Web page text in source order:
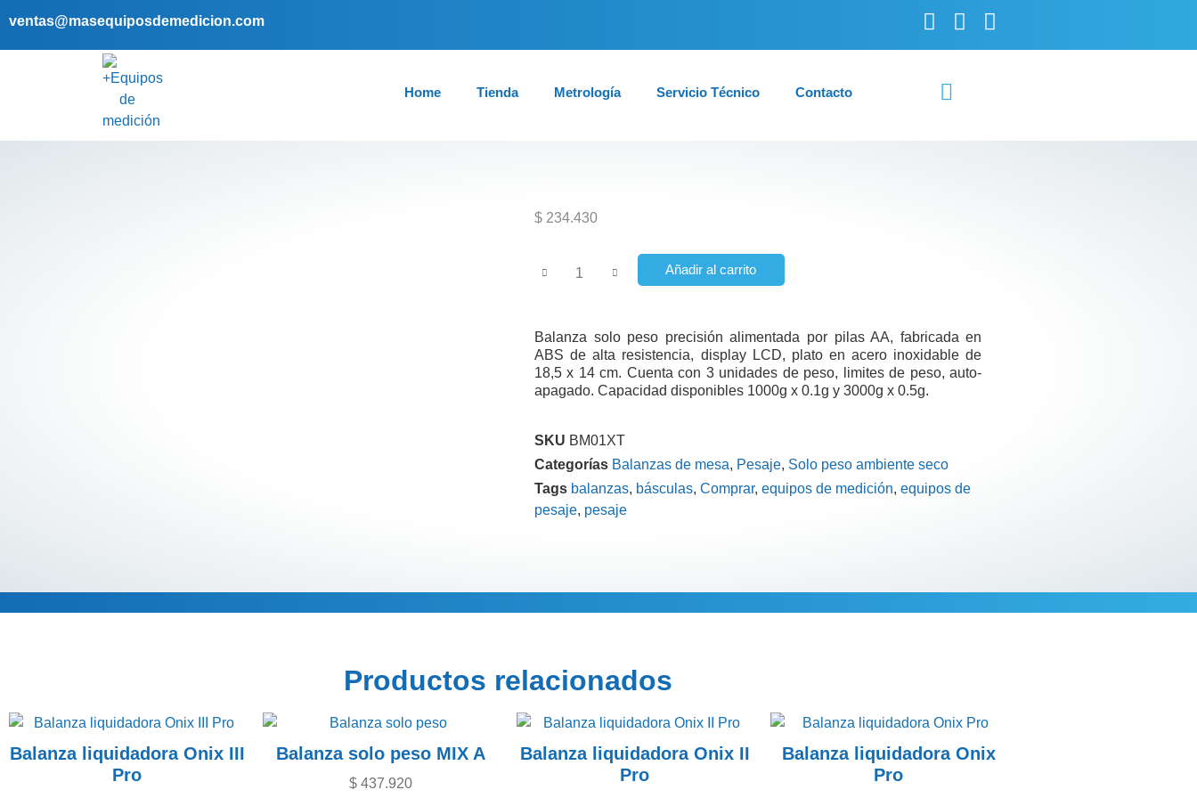
ventas@masequiposdemedicion.com
Home Tienda Metrología Servicio Técnico Contacto
$234.430
Añadir al carrito
Balanza solo peso precisión alimentada por pilas AA, fabricada en
ABS de alta resistencia, display LCD, plato en acero inoxidable de
18,5 x 14 cm. Cuenta con 3 unidades de peso, limites de peso, auto-
apagado. Capacidad disponibles 1000g x 0.1g y 3000g x 0.5g.
SKU BM01XT
Categorías Balanzas de mesa, Pesaje, Solo peso ambiente seco
Tags balanzas, básculas, Comprar, equipos de medición, equipos de
pesaje, pesaje
Descripción Información adicional
Productos relacionados
Balanza liquidadora Onix III
Pro
Balanza solo peso MIX A
$ 437.920
Balanza liquidadora Onix II
Pro
Balanza liquidadora Onix
Pro